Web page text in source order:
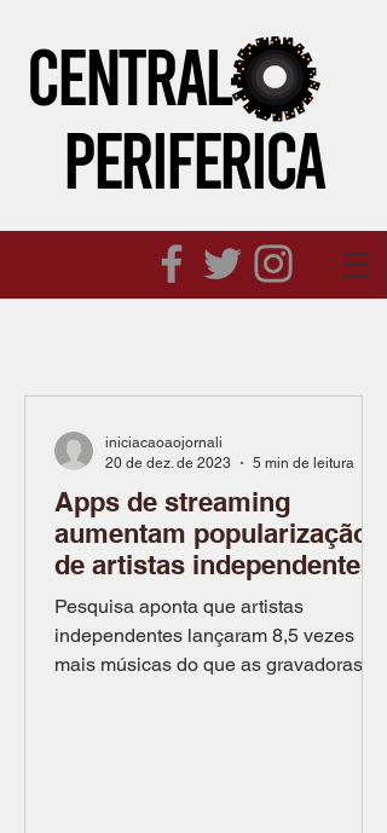
CENTRAL
PERIFeRICA
Apps de streaming
aumentam popularização
de artistas independentes
Pesquisa aponta que artistas
independentes lançaram 8,5 vezes
mais músicas do que as gravadoras
iniciacaoaojornali
20 de dez. de 2023
5 min de leitura